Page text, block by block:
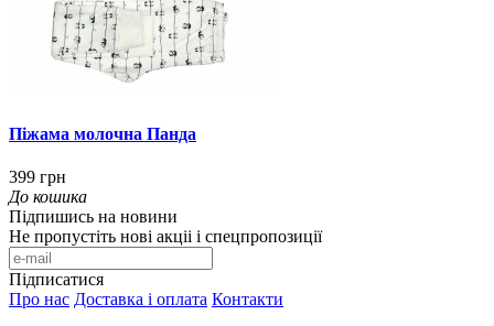
Піжама молочна Панда
399 грн
До кошика
Підпишись на новини
Не пропустіть нові акціі і спецпропозиції
Підписатися
Про нас Доставка і оплата Контакти